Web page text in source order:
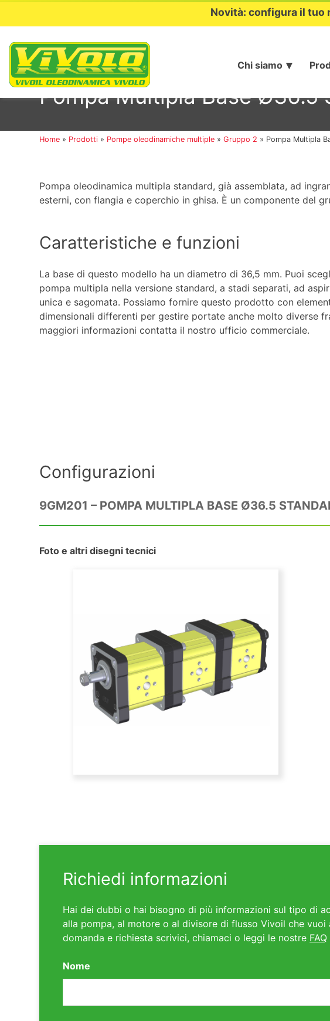
Passa
contenuto
Novità: configura il tuo
Chi siamo
Pompa Multipla Base Ø36.5
Home » Prodotti » Pompe oleodinamiche multiple »Gruppo 2 » Pompa Multipla
Pompa oleodinamica multipla standard, già assemblata, ad
esterni, con flangia e coperchio in ghisa. È un componente del
Caratteristiche e funzioni
La base di questo modello ha un diametro di 36,5 mm. Puoi
pompa multipla nella versione standard, a stadi separati, ad
unica e sagomata. Possiamo fornire questo prodotto con
dimensionali differenti per gestire portate anche molto diverse
maggiori informazioni contatta il nostro ufficio commerciale.
Configurazioni
9GM201 – POMPA MULTIPLA BASE Ø36.5
Foto e altri disegni tecnici
Richiedi informazioni
Hai dei dubbi o hai bisogno di più informazioni sul tipo di
alla pompa, al motore o al divisore di flusso Vivoil che vuoi
domanda e richiesta scrivici, chiamaci o leggi le nostre FAQ
Nome